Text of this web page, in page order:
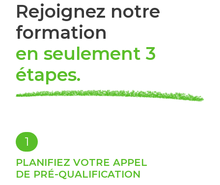
Rejoignez notre
formation
en seulement 3
étapes.
1
PLANIFIEZ VOTRE APPEL
DE PRÉ-QUALIFICATION